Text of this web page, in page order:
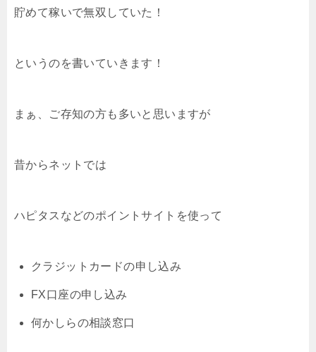
貯めて稼いで無双していた！
というのを書いていきます！
まぁ、ご存知の方も多いと思いますが
昔からネットでは
ハピタスなどのポイントサイトを使って
クラジットカードの申し込み
FX口座の申し込み
何かしらの相談窓口